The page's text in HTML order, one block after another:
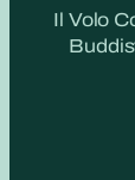
Il Volo